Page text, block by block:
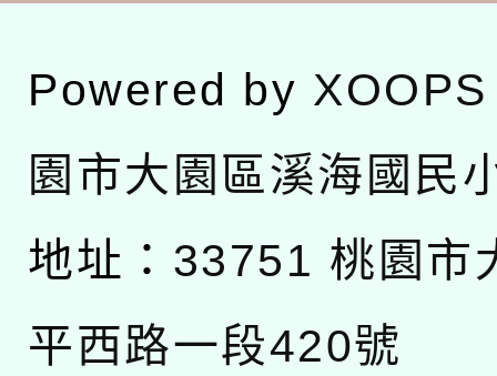
Powered by XOOPS
園市大園區溪海國民
地址： 33751 桃園市
平西路一段420號